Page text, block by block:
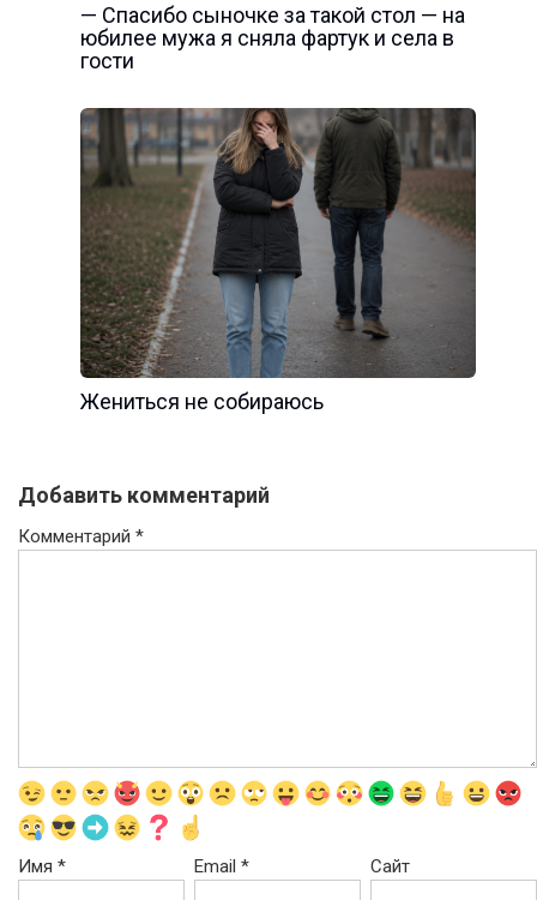
— Спасибо сыночке за такой стол — на
юбилее мужа я сняла фартук и села в
гости
Жениться не собираюсь
Добавить комментарий
Комментарий *
Имя * Email* Сайт